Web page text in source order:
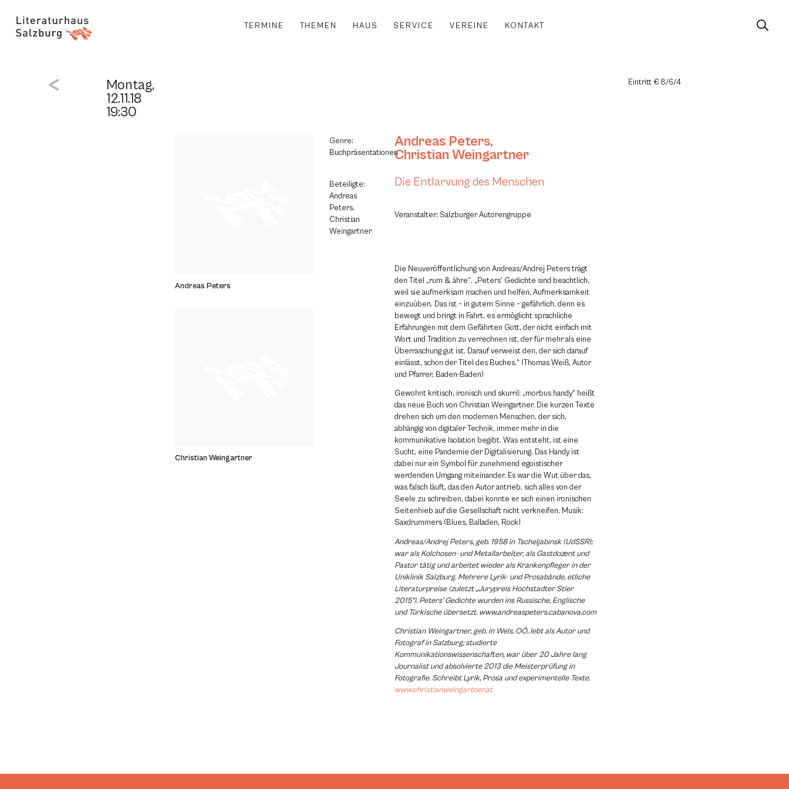
TERMINE THEMEN HAUS SERVICE VEREINE KONTAKT
Montag,
12.11.18
19:30
Eintritt € 8/6/4
Andreas Peters
Christian Weingartner
Genre:
Buchpräsentationen
Beteiligte:
Andreas
Peters,
Christian
Weingartner
Andreas Peters,
Christian Weingartner
Die Entlarvung des Menschen
Veranstalter: Salzburger Autorengruppe
Die Neuveröffentlichung von Andreas/Andrej Peters trägt
den Titel „rum & ähre“. „Peters’ Gedichte sind beachtlich,
weil sie aufmerksam machen und helfen, Aufmerksamkeit
einzuüben. Das ist – in gutem Sinne – gefährlich, denn es
bewegt und bringt in Fahrt, es ermöglicht sprachliche
Erfahrungen mit dem Gefährten Gott, der nicht einfach mit
Wort und Tradition zu verrechnen ist, der für mehr als eine
Überraschung gut ist. Darauf verweist den, der sich darauf
einlässt, schon der Titel des Buches.“ (Thomas Weiß, Autor
und Pfarrer, Baden-Baden)
Gewohnt kritisch, ironisch und skurril: „morbus handy“ heißt
das neue Buch von Christian Weingartner. Die kurzen Texte
drehen sich um den modernen Menschen, der sich,
abhängig von digitaler Technik, immer mehr in die
kommunikative Isolation begibt. Was entsteht, ist eine
Sucht, eine Pandemie der Digitalisierung. Das Handy ist
dabei nur ein Symbol für zunehmend egoistischer
werdenden Umgang miteinander. Es war die Wut über das,
was falsch läuft, das den Autor antrieb, sich alles von der
Seele zu schreiben, dabei konnte er sich einen ironischen
Seitenhieb auf die Gesellschaft nicht verkneifen. Musik:
Saxdrummers (Blues, Balladen, Rock)
Andreas/Andrej Peters, geb. 1958 in Tscheljabinsk (UdSSR);
war als Kolchosen- und Metallarbeiter, als Gastdozent und
Pastor tätig und arbeitet wieder als Krankenpfleger in der
Uniklinik Salzburg. Mehrere Lyrik- und Prosabände, etliche
Literaturpreise (zuletzt „Jurypreis Hochstadter Stier
2015“). Peters’ Gedichte wurden ins Russische, Englische
und Türkische übersetzt. www.andreaspeters.cabanova.com
Christian Weingartner, geb. in Wels, OÖ, lebt als Autor und
Fotograf in Salzburg; studierte
Kommunikationswissenschaften, war über 20 Jahre lang
Journalist und absolvierte 2013 die Meisterprüfung in
Fotografie. Schreibt Lyrik, Prosa und experimentelle Texte.
www.christianweingartner.at